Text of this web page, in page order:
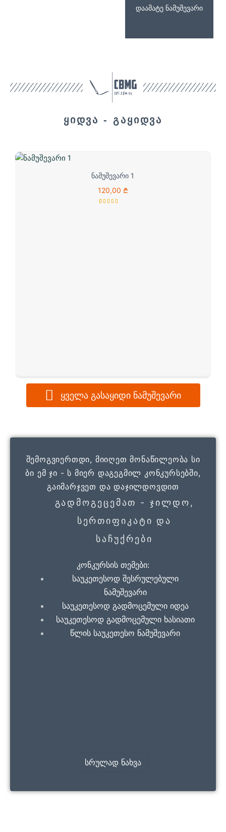
დაამატე ნამუშევარი
ყიდვა - გაყიდვა
ნამუშევარი 1
120,00 ₾
ყველა გასაყიდი ნამუშევარი
შემოგვიერთდი, მიიღეთ მონაწილეობა სი
ბი ემ ჯი - ს მიერ დაგეგმილ კონკურსებში,
გაიმარჯვეთ და დაჯილდოვდით
Გადმოგეცემათ - Ჯილდო,
Სერთიფიკატი Და
Საჩუქრები
კონკურსის თემები:
საუკეთესოდ შესრულებული
ნამუშევარი
საუკეთესოდ გადმოცემული იდეა
საუკეთესოდ გადმოცემული ხასიათი
წლის საუკეთესო ნამუშევარი
სრულად ნახვა